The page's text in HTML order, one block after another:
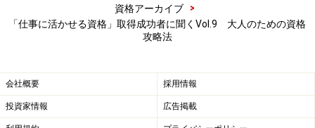
---なるほど・・・資格によって、「転職」という目に見
得までの勉強、取得後のスキルアップで新たな専門知識
が身につくことも、「資格」の大きなメリットというわ
けですね。
資格アーカイブ
>
「仕事に活かせる資格」取得成功者に聞くVol.9 大人のための資格
攻略法
会社概要 採用情報
投資家情報 広告掲載